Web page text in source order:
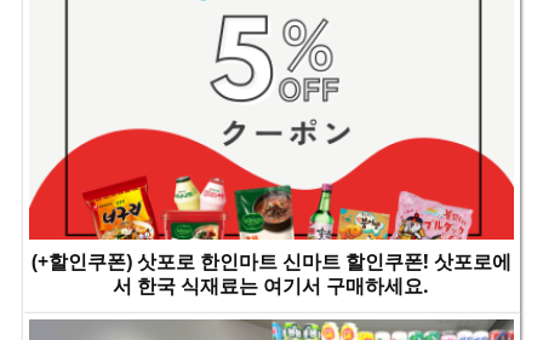
(+할인쿠폰) 삿포로 한인마트 신마트 할인쿠폰! 삿포로에
서 한국 식재료는 여기서 구매하세요.